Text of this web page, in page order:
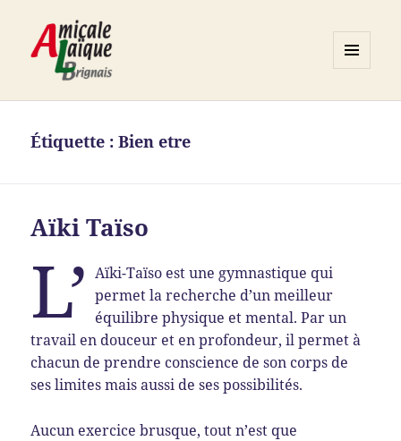
WIDGETS
Étiquette :Bien etre
Aïki Taïso
L’ Aïki-Taïso est une gymnastique qui
permet la recherche d’un meilleur
équilibre physique et mental. Par un
travail en douceur et en profondeur, il permet à
chacun de prendre conscience de son corps de
ses limites mais aussi de ses possibilités.
Aucun exercice brusque, tout n’est que